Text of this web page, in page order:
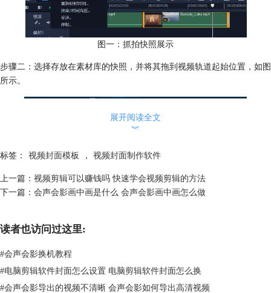
图一：抓拍快照展示
步骤二：选择存放在素材库的快照，并将其拖到视频轨道起始位置，如图
所示。
步骤三：双击所选封面进入编辑面板，并将其时间设置为一帧，最后视频
导出时时会默认第一帧画面为视频封面，那么视频封面就设置好了。
展开阅读全文
︾
标签： 视频封面模板 ， 视频封面制作软件
上一篇： 视频剪辑可以赚钱吗 快速学会视频剪辑的方法
下一篇： 会声会影画中画是什么 会声会影画中画怎么做
读者也访问过这里:
#会声会影换机教程
#电脑剪辑软件封面怎么设置 电脑剪辑软件封面怎么换
#会声会影导出的视频不清晰 会声会影如何导出高清视频